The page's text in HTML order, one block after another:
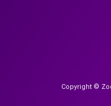
Copyright ©